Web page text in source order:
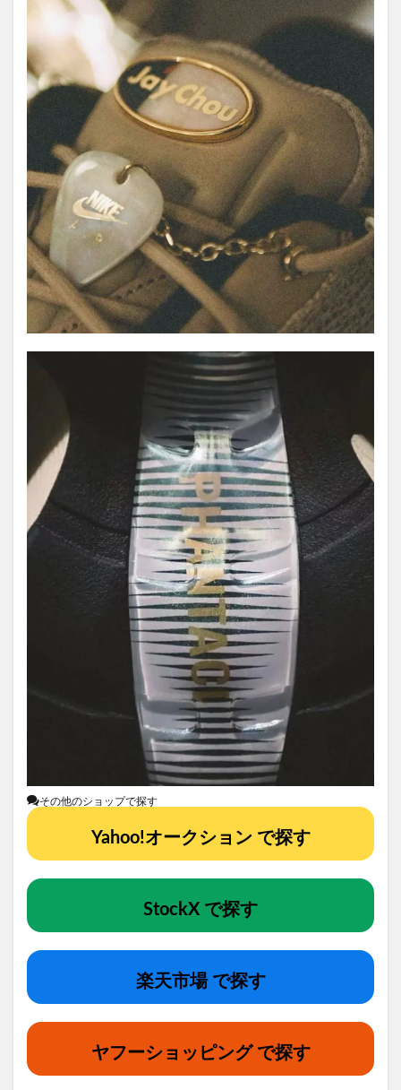
その他のショップで探す
Yahoo!オークション で探す
StockX で探す
楽天市場 で探す
ヤフーショッピング で探す